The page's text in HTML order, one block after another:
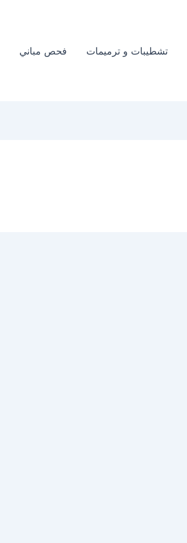
تشطيبات و ترميمات فحص مباني